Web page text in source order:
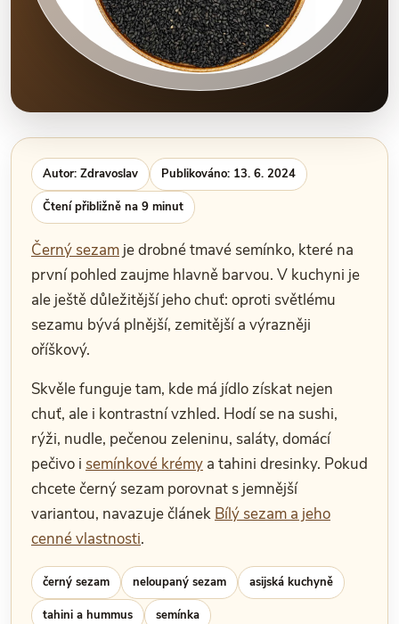
Autor: Zdravoslav Publikováno: 13. 6. 2024
Čtení přibližně na 9 minut
Černý sezam je drobné tmavé semínko, které na
první pohled zaujme hlavně barvou. V kuchyni je
ale ještě důležitější jeho chuť: oproti světlému
sezamu bývá plnější, zemitější a výrazněji
oříškový.
Skvěle funguje tam, kde má jídlo získat nejen
chuť, ale i kontrastní vzhled. Hodí se na sushi,
rýži, nudle, pečenou zeleninu, saláty, domácí
pečivo i semínkové krémy a tahini dresinky. Pokud
chcete černý sezam porovnat s jemnější
variantou, navazuje článek Bílý sezam a jeho
cenné vlastnosti.
černý sezam neloupaný sezam asijská kuchyně
tahini a hummus semínka